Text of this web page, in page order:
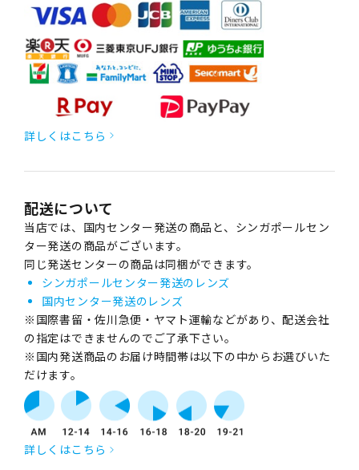
詳しくはこちら
配送について
当店では、国内センター発送の商品と、シンガポールセン
ター発送の商品がございます。
同じ発送センターの商品は同梱ができます。
シンガポールセンター発送のレンズ
国内センター発送のレンズ
※国際書留・佐川急便・ヤマト運輸などがあり、配送会社
の指定はできませんのでご了承下さい。
※国内発送商品のお届け時間帯は以下の中からお選びいた
だけます。
詳しくはこちら